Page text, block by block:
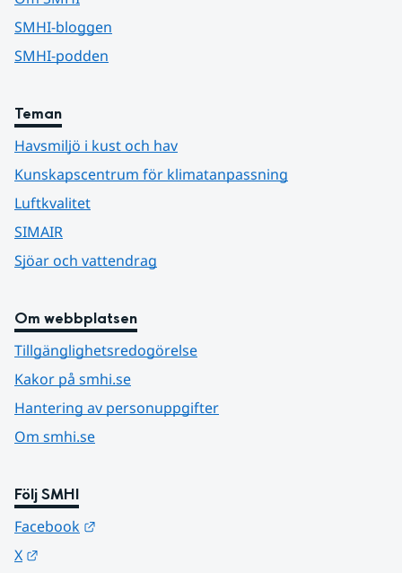
SMHI-bloggen
SMHI-podden
Teman
Havsmiljö i kust och hav
Kunskapscentrum för klimatanpassning
Luftkvalitet
SIMAIR
Sjöar och vattendrag
Om webbplatsen
Tillgänglighetsredogörelse
Kakor på smhi.se
Hantering av personuppgifter
Om smhi.se
Följ SMHI
Facebook
X